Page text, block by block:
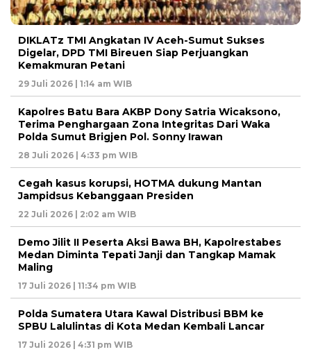
DIKLATz TMI Angkatan IV Aceh-Sumut Sukses
Digelar, DPD TMI Bireuen Siap Perjuangkan
Kemakmuran Petani
29 Juli 2026 | 1:14 am WIB
Kapolres Batu Bara AKBP Dony Satria Wicaksono,
Terima Penghargaan Zona Integritas Dari Waka
Polda Sumut Brigjen Pol. Sonny Irawan
28 Juli 2026 | 4:33 pm WIB
Cegah kasus korupsi, HOTMA dukung Mantan
Jampidsus Kebanggaan Presiden
22 Juli 2026 | 2:02 am WIB
Demo Jilit II Peserta Aksi Bawa BH, Kapolrestabes
Medan Diminta Tepati Janji dan Tangkap Mamak
Maling
17 Juli 2026 | 11:34 pm WIB
Polda Sumatera Utara Kawal Distribusi BBM ke
SPBU Lalulintas di Kota Medan Kembali Lancar
17 Juli 2026 | 4:31 pm WIB